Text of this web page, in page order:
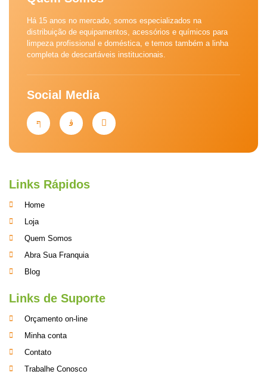
Há 15 anos no mercado, somos especializados na
distribuição de equipamentos, acessórios e químicos para
limpeza profissional e doméstica, e temos também a linha
completa de descartáveis institucionais.
Social Media
Links Rápidos
Home
Loja
Quem Somos
Abra Sua Franquia
Blog
Links de Suporte
Orçamento on-line
Minha conta
Contato
Trabalhe Conosco